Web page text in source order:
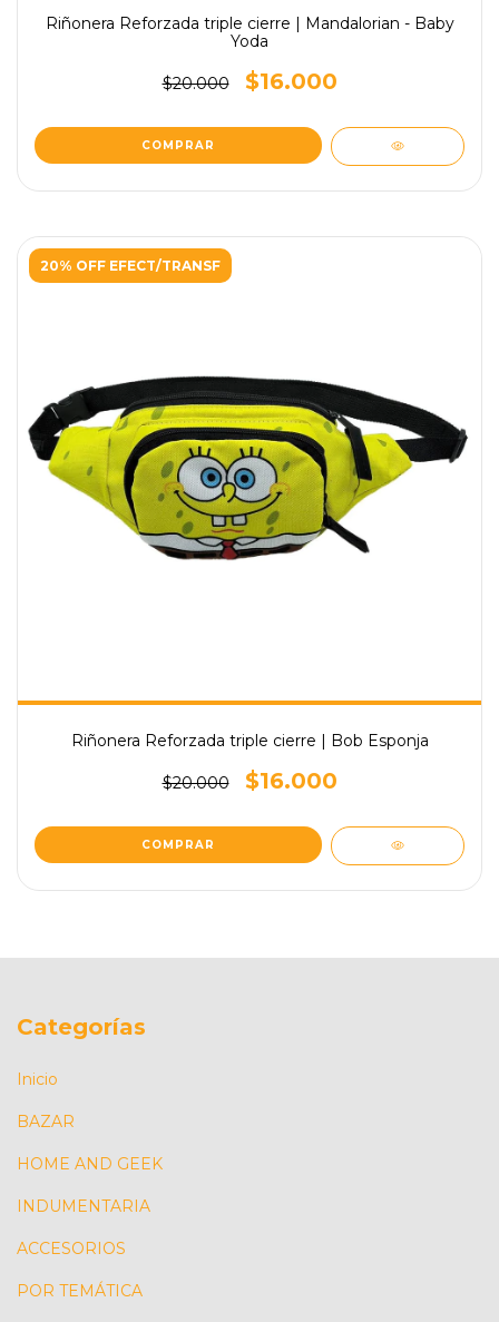
Riñonera Reforzada triple cierre | Mandalorian - Baby
Yoda
$20.000 $16.000
20% OFF EFECT/TRANSF
Riñonera Reforzada triple cierre | Bob Esponja
$20.000 $16.000
Categorías
Inicio
BAZAR
HOME AND GEEK
INDUMENTARIA
ACCESORIOS
POR TEMÁTICA